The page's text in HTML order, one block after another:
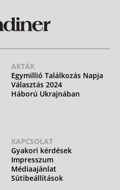
AKTÁK
Egymillió Találkozás Napja
Választás 2024
Háború Ukrajnában
KAPCSOLAT
Gyakori kérdések
Impresszum
Médiaajánlat
Sütibeállítások